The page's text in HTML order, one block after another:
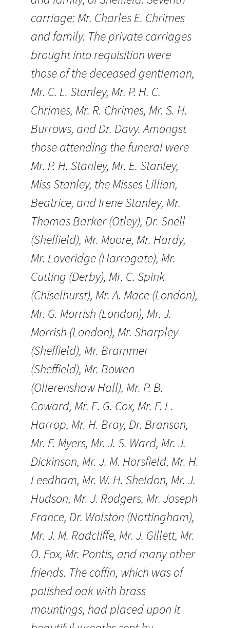
carriage: Mr. Charles E. Chrimes
and family. The private carriages
brought into requisition were
those of the deceased gentleman,
Mr. C. L. Stanley, Mr. P. H. C.
Chrimes, Mr. R. Chrimes, Mr. S. H.
Burrows, and Dr. Davy. Amongst
those attending the funeral were
Mr. P. H. Stanley, Mr. E. Stanley,
Miss Stanley, the Misses Lillian,
Beatrice, and Irene Stanley, Mr.
Thomas Barker (Otley), Dr. Snell
(Sheffield), Mr. Moore, Mr. Hardy,
Mr. Loveridge (Harrogate), Mr.
Cutting (Derby), Mr. C. Spink
(Chiselhurst), Mr. A. Mace (London),
Mr. G. Morrish (London), Mr. J.
Morrish (London), Mr. Sharpley
(Sheffield), Mr. Brammer
(Sheffield), Mr. Bowen
(Ollerenshaw Hall), Mr. P. B.
Coward, Mr. E. G. Cox, Mr. F. L.
Harrop, Mr. H. Bray, Dr. Branson,
Mr. F. Myers, Mr. J. S. Ward, Mr. J.
Dickinson, Mr. J. M. Horsfield, Mr. H.
Leedham, Mr. W. H. Sheldon, Mr. J.
Hudson, Mr. J. Rodgers, Mr. Joseph
France, Dr. Wolston (Nottingham),
Mr. J. M. Radcliffe, Mr. J. Gillett, Mr.
O. Fox, Mr. Pontis, and many other
friends. The coffin, which was of
polished oak with brass
mountings, had placed upon it